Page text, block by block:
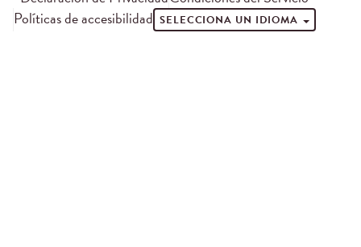
Políticas de accesibilidad SELECCIONA UN IDIOMA